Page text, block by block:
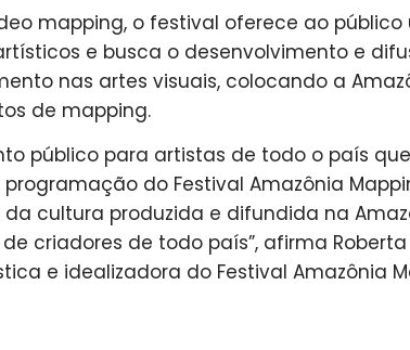
mapping, o festival oferece ao
e busca o desenvolvimento e
nas artes visuais, colocando a
de mapping.
público para artistas de todo o país
do Festival Amazônia
cultura produzida e difundida na
criadores de todo país”, afirma
e idealizadora do Festival Amazônia